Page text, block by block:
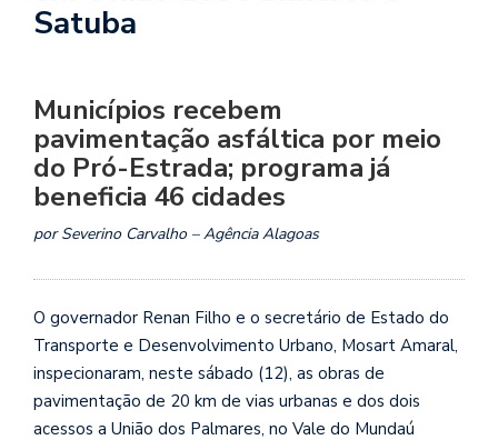
Satuba
Municípios recebem
pavimentação asfáltica por meio
do Pró-Estrada; programa já
beneficia 46 cidades
por Severino Carvalho – Agência Alagoas
O governador Renan Filho e o secretário de Estado do
Transporte e Desenvolvimento Urbano, Mosart Amaral,
inspecionaram, neste sábado (12), as obras de
pavimentação de 20 km de vias urbanas e dos dois
acessos a União dos Palmares, no Vale do Mundaú